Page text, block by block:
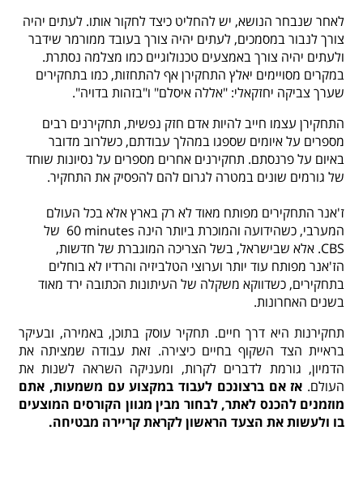
לאחר שנבחר הנושא, יש להחליט כיצד לחקור אותו. לעתים יהיה
צורך לנבור במסמכים, לעתים יהיה צורך בעובד ממורמר שידבר
ולעתים יהיה צורך באמצעים טכנולוגיים כמו מצלמה נסתרת.
במקרים מסויימים יאלץ התחקירן אף להתחזות, כמו בתחקירים
שערך צביקה יחזקאלי: "אללה איסלם" ו"בזהות בדויה".
התחקירן עצמו חייב להיות אדם חזק נפשית, תחקירנים רבים
מספרים על איומים שספגו במהלך עבודתם, כשלרוב מדובר
באיום על פרנסתם. תחקירנים אחרים מספרים על נסיונות שוחד
של גורמים שונים במטרה לגרום להם להפסיק את התחקיר.
ז'אנר התחקירים מפותח מאוד לא רק בארץ אלא בכל העולם
המערבי, כשהידועה והמוכרת ביותר הינה 60 minutes של
CBS. אלא שבישראל, בשל הצריכה המוגברת של חדשות,
הז'אנר מפותח עוד יותר וערוצי הטלביזיה והרדיו לא בוחלים
בתחקירים, כשדווקא משקלה של העיתונות הכתובה ירד מאוד
בשנים האחרונות.
תחקירנות היא דרך חיים. תחקיר עוסק בתוכן, באמירה, ובעיקר
בראיית הצד השקוף בחיים כיצירה. זאת עבודה שמציתה את
הדמיון, גורמת לדברים לקרות, ומעניקה השראה לשנות את
העולם. אז אם ברצונכם לעבוד במקצוע עם משמעות, אתם
מוזמנים להכנס לאתר, לבחור מבין מגוון הקורסים המוצעים
בו ולעשות את הצעד הראשון לקראת קריירה מבטיחה.